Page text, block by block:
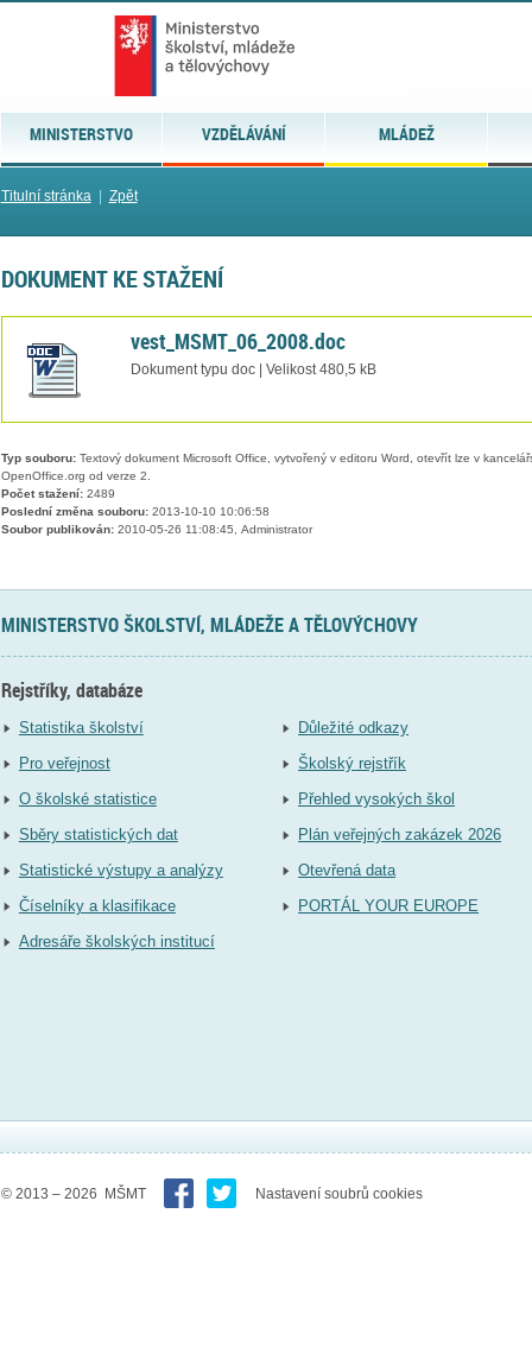
MINISTERSTVO VZDĚLÁVÁNÍ MLÁDEŽ
Titulní stránka| Zpět
DOKUMENT KE STAŽENÍ
vest_MSMT_06_2008.doc
Dokument typu doc | Velikost 480,5 kB
Typ souboru:Textový dokument Microsoft Office, vytvořený v editoru Word, otevřít lze v
OpenOffice.org od verze 2.
Počet stažení:2489
Poslední změna souboru:2013-10-10 10:06:58
Soubor publikován:2010-05-26 11:08:45, Administrator
MINISTERSTVO ŠKOLSTVÍ, MLÁDEŽE A TĚLOVÝCHOVY
Rejstříky, databáze
Statistika školství
Pro veřejnost
O školské statistice
Sběry statistických dat
Statistické výstupy a analýzy
Číselníky a klasifikace
Adresáře školských institucí
Důležité odkazy
Školský rejstřík
Přehled vysokých škol
Plán veřejných zakázek 2026
Otevřená data
PORTÁL YOUR EUROPE
© 2013 – 2026 MŠMT Nastavení soubrů cookies